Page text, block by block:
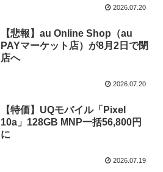
2026.07.20
【悲報】au Online Shop（au
PAYマーケット店）が8月2日で閉
店へ
2026.07.20
【特価】UQモバイル「Pixel
10a」128GB MNP一括56,800円
に
2026.07.19